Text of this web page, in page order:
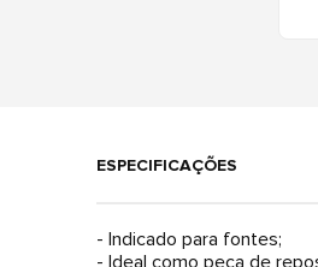
ESPECIFICAÇÕES
- Indicado para fontes;
- Ideal como peça de